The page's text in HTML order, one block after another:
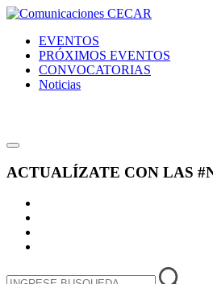
EVENTOS
PRÓXIMOS EVENTOS
CONVOCATORIAS
Noticias
ACTUALÍZATE CON LAS